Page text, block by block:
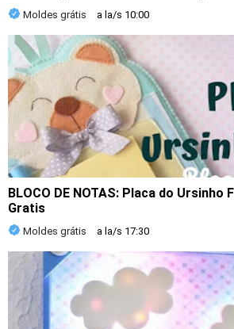
Moldes grátis a la/s 10:00
BLOCO DE NOTAS: Placa do Ursinho
Gratis
Moldes grátis a la/s 17:30